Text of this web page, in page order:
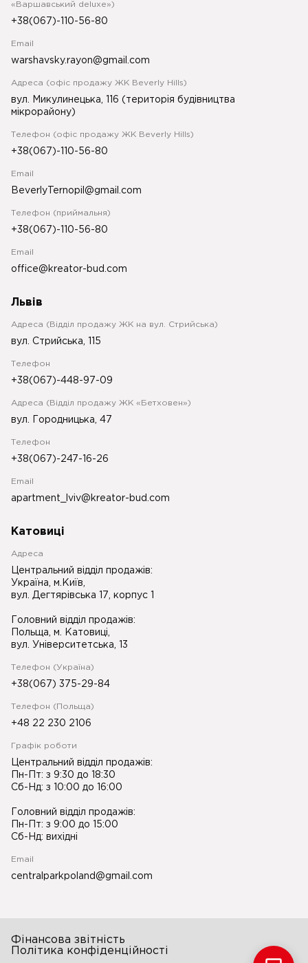
«Варшавський deluxe»)
+38(067)-110-56-80
Email
warshavsky.rayon@gmail.com
Адреса (офіс продажу ЖК Beverly Hills)
вул. Микулинецька, 116 (територія будівництва
мікрорайону)
Телефон (офіс продажу ЖК Beverly Hills)
+38(067)-110-56-80
Email
BeverlyTernopil@gmail.com
Телефон (приймальня)
+38(067)-110-56-80
Email
office@kreator-bud.com
Львів
Адреса (Відділ продажу ЖК на вул. Стрийська)
вул. Стрийська, 115
Телефон
+38(067)-448-97-09
Адреса (Відділ продажу ЖК «Бетховен»)
вул. Городницька, 47
Телефон
+38(067)-247-16-26
Email
apartment_lviv@kreator-bud.com
Катовиці
Адреса
Центральний відділ продажів:
Україна, м.Київ,
вул. Дегтярівська 17, корпус 1
Головний відділ продажів:
Польща, м. Катовиці,
вул. Університетська, 13
Телефон (Україна)
+38(067) 375-29-84
Телефон (Польща)
+48 22 230 2106
Графік роботи
Центральний відділ продажів:
Пн-Пт: з 9:30 до 18:30
Сб-Нд: з 10:00 до 16:00
Головний відділ продажів:
Пн-Пт: з 9:00 до 15:00
Сб-Нд: вихідні
Email
centralparkpoland@gmail.com
Фінансова звітність
Політика конфіденційності